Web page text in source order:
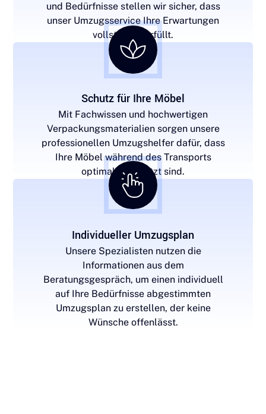
und Bedürfnisse stellen wir sicher, dass
unser Umzugsservice Ihre Erwartungen
vollständig erfüllt.
Schutz für Ihre Möbel
Mit Fachwissen und hochwertigen
Verpackungsmaterialien sorgen unsere
professionellen Umzugshelfer dafür, dass
Ihre Möbel während des Transports
optimal geschützt sind.
Individueller Umzugsplan
Unsere Spezialisten nutzen die
Informationen aus dem
Beratungsgespräch, um einen individuell
auf Ihre Bedürfnisse abgestimmten
Umzugsplan zu erstellen, der keine
Wünsche offenlässt.